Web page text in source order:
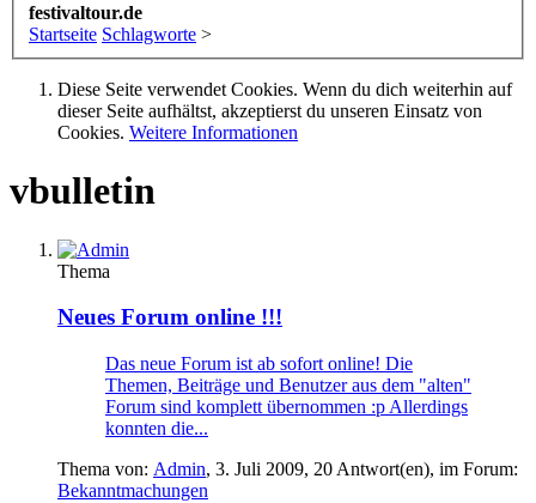
festivaltour.de
Startseite Schlagworte >
Diese Seite verwendet Cookies. Wenn du dich weiterhin auf
dieser Seite aufhältst, akzeptierst du unseren Einsatz von
Cookies. Weitere Informationen
vbulletin
Thema
Neues Forum online !!!
Das neue Forum ist ab sofort online! Die
Themen, Beiträge und Benutzer aus dem "alten"
Forum sind komplett übernommen :p Allerdings
konnten die...
Thema von: Admin, 3. Juli 2009, 20 Antwort(en), im Forum:
Bekanntmachungen